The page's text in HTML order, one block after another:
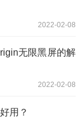
2022-02-08
无限黑屏的解
2022-02-08
用？